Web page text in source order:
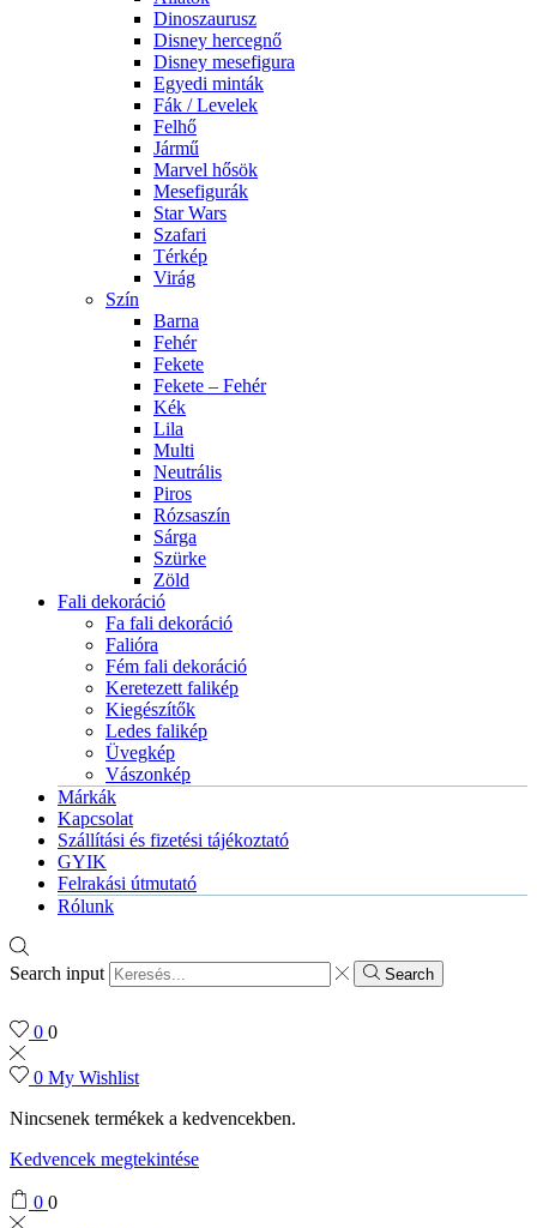
Dinoszaurusz
Disney hercegnő
Disney mesefigura
Egyedi minták
Fák / Levelek
Felhő
Jármű
Marvel hősök
Mesefigurák
Star Wars
Szafari
Térkép
Virág
Szín
Barna
Fehér
Fekete
Fekete – Fehér
Kék
Lila
Multi
Neutrális
Piros
Rózsaszín
Sárga
Szürke
Zöld
Fali dekoráció
Fa fali dekoráció
Falióra
Fém fali dekoráció
Keretezett falikép
Kiegészítők
Ledes falikép
Üvegkép
Vászonkép
Márkák
Kapcsolat
Szállítási és fizetési tájékoztató
GYIK
Felrakási útmutató
Rólunk
Search input Search
0 0
0 My Wishlist
Nincsenek termékek a kedvencekben.
Kedvencek megtekintése
0 0